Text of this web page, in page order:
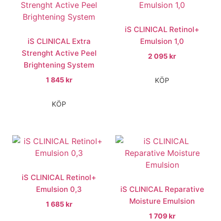
iS CLINICAL Extra
Strenght Active Peel
Brightening System
1 845kr
KÖP
iS CLINICAL Retinol+
Emulsion 1,0
2 095kr
KÖP
iS CLINICAL Retinol+
Emulsion 0,3
1 685kr
iS CLINICAL Reparative
Moisture Emulsion
1 709kr